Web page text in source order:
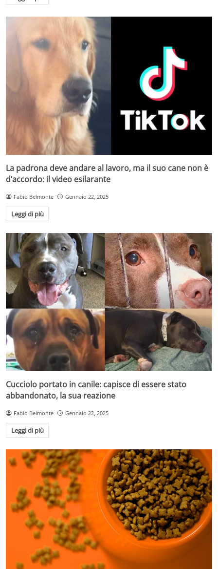
La padrona deve andare al lavoro, ma il suo cane non è
d’accordo: il video esilarante
Fabio Belmonte Gennaio 22, 2025
Leggi di più
Cucciolo portato in canile: capisce di essere stato
abbandonato, la sua reazione
Fabio Belmonte Gennaio 22, 2025
Leggi di più